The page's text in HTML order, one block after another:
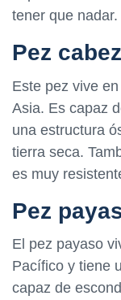
tener que nadar.
Pez
Este pez vive
Asia. Es capaz
una estructura
tierra seca.
es muy
Pez
El pez payaso
Pacífico y tiene
capaz de